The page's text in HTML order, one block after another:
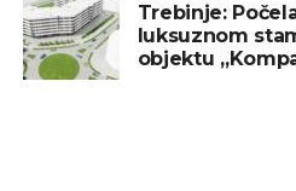
Trebinje:
luksuznom
objektu